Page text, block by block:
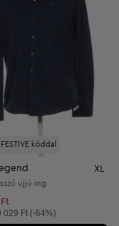
kóddal
XL
ujjú ing
ár:
029 Ft (-64%)